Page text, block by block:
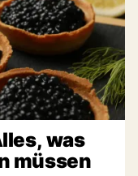
was
müssen